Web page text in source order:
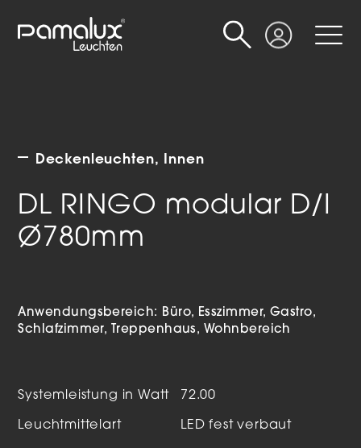
Login
Suche
Deckenleuchten Innen
DL RINGO modular D/I
Ø780mm
Anwendungsbereich: Büro Esszimmer Gastro
Schlafzimmer
Treppenhaus Wohnbereich
Systemleistung in Watt 72.00
Leuchtmittelart LED fest verbaut